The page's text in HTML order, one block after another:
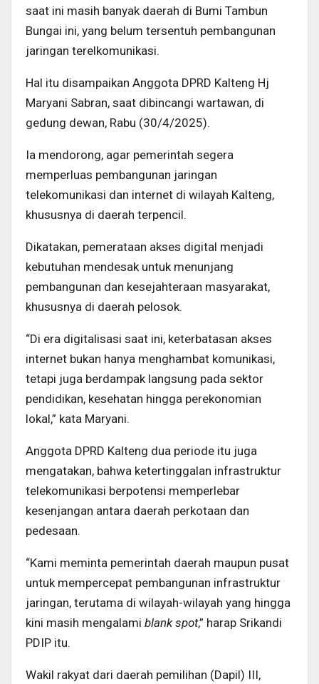
saat ini masih banyak daerah di Bumi Tambun
Bungai ini, yang belum tersentuh pembangunan
jaringan terelkomunikasi.
Hal itu disampaikan Anggota DPRD Kalteng Hj
Maryani Sabran, saat dibincangi wartawan, di
gedung dewan, Rabu (30/4/2025).
Ia mendorong, agar pemerintah segera
memperluas pembangunan jaringan
telekomunikasi dan internet di wilayah Kalteng,
khususnya di daerah terpencil.
Dikatakan, pemerataan akses digital menjadi
kebutuhan mendesak untuk menunjang
pembangunan dan kesejahteraan masyarakat,
khususnya di daerah pelosok.
“Di era digitalisasi saat ini, keterbatasan akses
internet bukan hanya menghambat komunikasi,
tetapi juga berdampak langsung pada sektor
pendidikan, kesehatan hingga perekonomian
lokal,” kata Maryani.
Anggota DPRD Kalteng dua periode itu juga
mengatakan, bahwa ketertinggalan infrastruktur
telekomunikasi berpotensi memperlebar
kesenjangan antara daerah perkotaan dan
pedesaan.
“Kami meminta pemerintah daerah maupun pusat
untuk mempercepat pembangunan infrastruktur
jaringan, terutama di wilayah-wilayah yang hingga
kini masih mengalami blank spot,” harap Srikandi
PDIP itu.
Wakil rakyat dari daerah pemilihan (Dapil) III,